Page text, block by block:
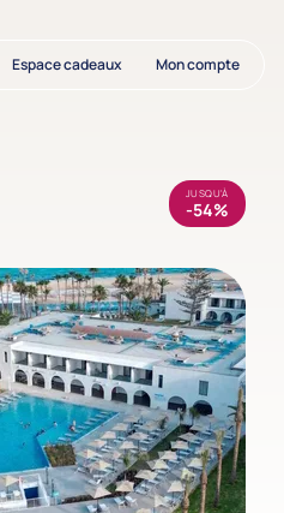
Espace cadeaux Mon compte
JUSQU'À
-54%